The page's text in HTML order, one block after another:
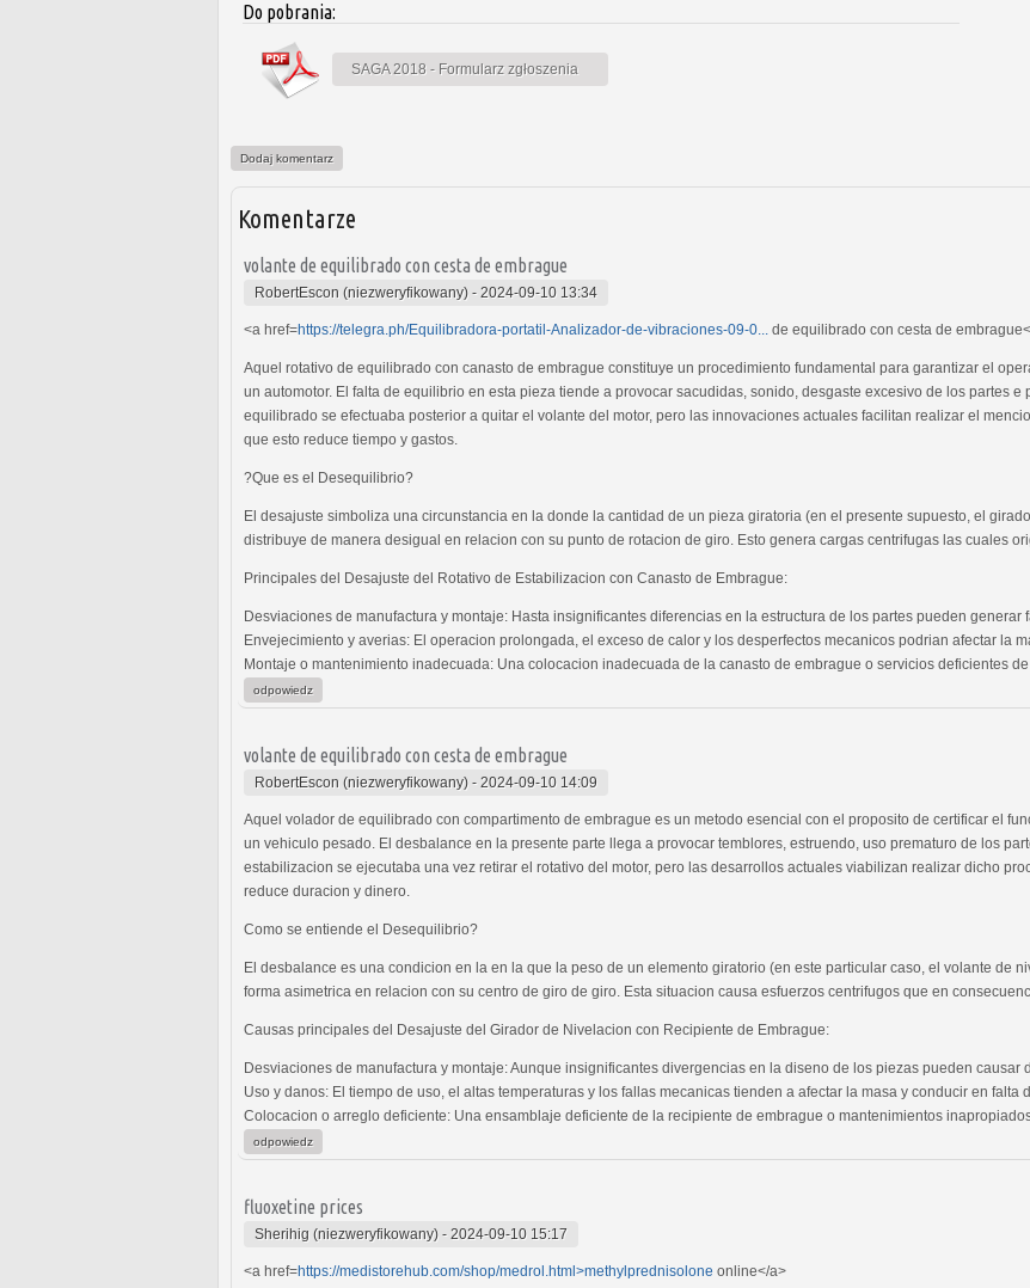
Do pobrania:
SAGA 2018 - Formularz zgłoszenia
Dodaj komentarz
Komentarze
volante de equilibrado con cesta de embrague
RobertEscon (niezweryfikowany) - 2024-09-10 13:34
<a href=https://telegra.ph/Equilibradora-portatil-Analizador-de-vibraciones-09-0... de equilibrado con cesta de
Aquel rotativo de equilibrado con canasto de embrague constituye un procedimiento fundamental para garantizar el
un automotor. El falta de equilibrio en esta pieza tiende a provocar sacudidas, sonido, desgaste excesivo de los partes
equilibrado se efectuaba posterior a quitar el volante del motor, pero las innovaciones actuales facilitan realizar el
que esto reduce tiempo y gastos.
?Que es el Desequilibrio?
El desajuste simboliza una circunstancia en la donde la cantidad de un pieza giratoria (en el presente supuesto, el
distribuye de manera desigual en relacion con su punto de rotacion de giro. Esto genera cargas centrifugas las cuales
Principales del Desajuste del Rotativo de Estabilizacion con Canasto de Embrague:
Desviaciones de manufactura y montaje: Hasta insignificantes diferencias en la estructura de los partes pueden generar
Envejecimiento y averias: El operacion prolongada, el exceso de calor y los desperfectos mecanicos podrian afectar la
Montaje o mantenimiento inadecuada: Una colocacion inadecuada de la canasto de embrague o servicios deficientes
odpowiedz
volante de equilibrado con cesta de embrague
RobertEscon (niezweryfikowany) - 2024-09-10 14:09
Aquel volador de equilibrado con compartimento de embrague es un metodo esencial con el proposito de certificar el
un vehiculo pesado. El desbalance en la presente parte llega a provocar temblores, estruendo, uso prematuro de los
estabilizacion se ejecutaba una vez retirar el rotativo del motor, pero las desarrollos actuales viabilizan realizar dicho
reduce duracion y dinero.
Como se entiende el Desequilibrio?
El desbalance es una condicion en la en la que la peso de un elemento giratorio (en este particular caso, el volante de
forma asimetrica en relacion con su centro de giro de giro. Esta situacion causa esfuerzos centrifugos que en
Causas principales del Desajuste del Girador de Nivelacion con Recipiente de Embrague:
Desviaciones de manufactura y montaje: Aunque insignificantes divergencias en la diseno de los piezas pueden causar
Uso y danos: El tiempo de uso, el altas temperaturas y los fallas mecanicas tienden a afectar la masa y conducir en falta
Colocacion o arreglo deficiente: Una ensamblaje deficiente de la recipiente de embrague o mantenimientos
odpowiedz
fluoxetine prices
Sherihig (niezweryfikowany) - 2024-09-10 15:17
<a href=https://medistorehub.com/shop/medrol.html>methylprednisolone online</a>